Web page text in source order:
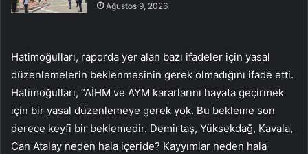
Ağustos 9, 2026
Hatimoğulları, raporda yer alan bazı ifadeler için yasal
düzenlemelerin beklenmesinin gerek olmadığını ifade etti.
Hatimoğulları, “AİHM ve AYM kararlarını hayata geçirmek
için bir yasal düzenlemeye gerek yok. Bu bekleme son
derece keyfi bir beklemedir. Demirtaş, Yüksekdağ, Kavala,
Can Atalay neden hala içeride? Kayyımlar neden hala